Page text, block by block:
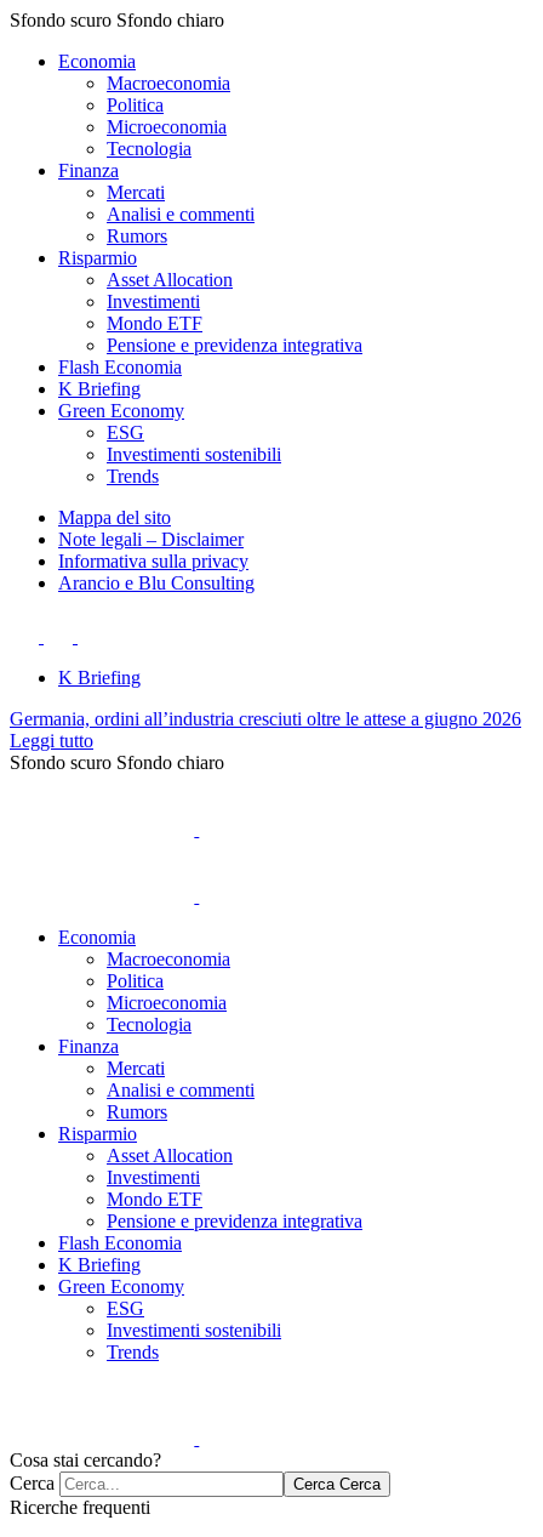
Sfondo scuro Sfondo chiaro
Economia
Macroeconomia
Politica
Microeconomia
Tecnologia
Finanza
Mercati
Analisi e commenti
Rumors
Risparmio
Asset Allocation
Investimenti
Mondo ETF
Pensione e previdenza integrativa
Flash Economia
K Briefing
Green Economy
ESG
Investimenti sostenibili
Trends
Mappa del sito
Note legali – Disclaimer
Informativa sulla privacy
Arancio e Blu Consulting
K Briefing
Germania, ordini all’industria cresciuti oltre le attese a giugno 2026
Leggi tutto
Sfondo scuro Sfondo chiaro
Economia
Macroeconomia
Politica
Microeconomia
Tecnologia
Finanza
Mercati
Analisi e commenti
Rumors
Risparmio
Asset Allocation
Investimenti
Mondo ETF
Pensione e previdenza integrativa
Flash Economia
K Briefing
Green Economy
ESG
Investimenti sostenibili
Trends
Cosa stai cercando?
Cerca
Cerca Cerca
Ricerche frequenti